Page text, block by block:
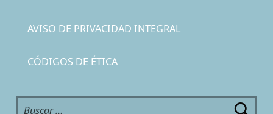
AVISO DE PRIVACIDAD INTEGRAL
CÓDIGOS DE ÉTICA
Buscar: